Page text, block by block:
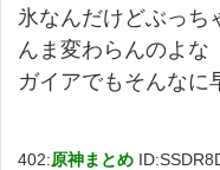
氷なんだけどぶっち
んま変わらんのよな
ガイアでもそんなに
402:原神まとめ